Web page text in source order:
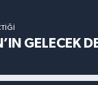
GELECEK